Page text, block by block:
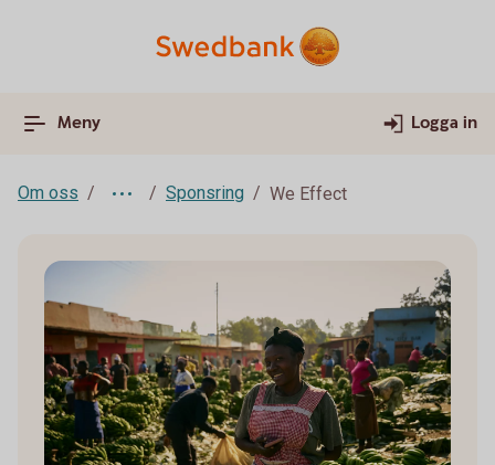
Meny Logga in
Om oss Sponsring We Effect